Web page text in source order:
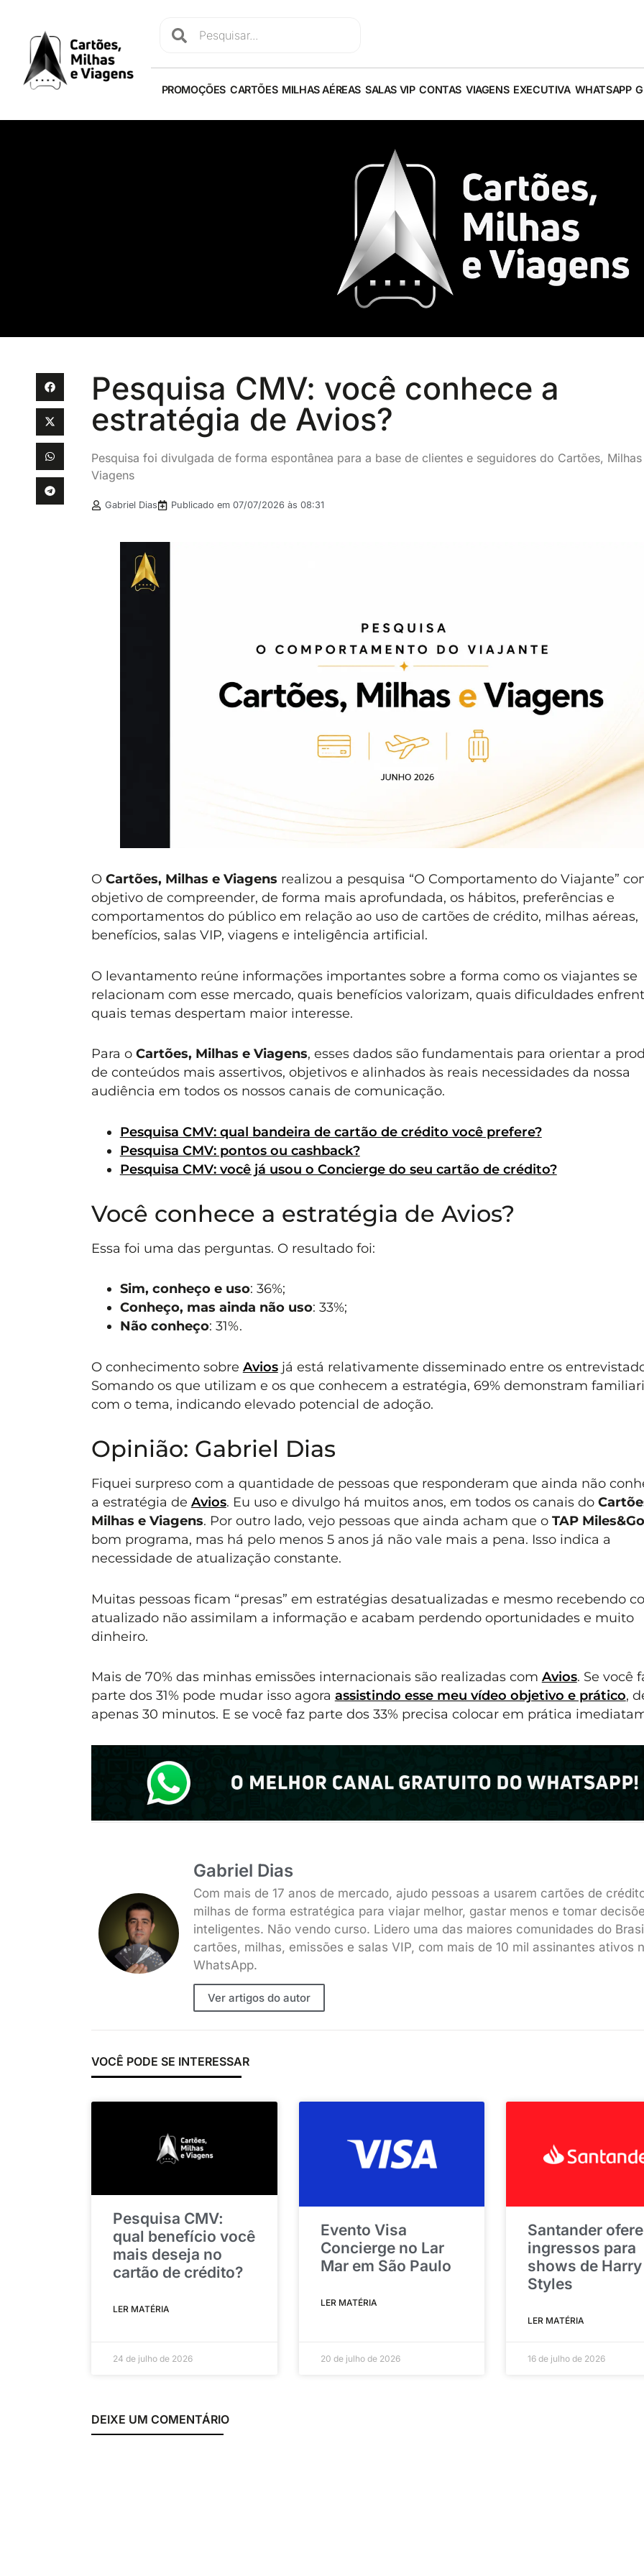
PROMOÇÕES CARTÕES MILHAS AÉREAS SALAS VIP CONTAS VIAGENS EXECUTIVA WHATSAPP
Pesquisa CMV: você conhece a
estratégia de Avios?
Pesquisa foi divulgada de forma espontânea para a base de clientes e seguidores do Cartões, Milhas
Viagens
Gabriel Dias Publicado em 07/07/2026 às 08:31
O Cartões, Milhas e Viagens realizou a pesquisa “O Comportamento do Viajante”
objetivo de compreender, de forma mais aprofundada, os hábitos, preferências e
comportamentos do público em relação ao uso de cartões de crédito, milhas aéreas,
benefícios, salas VIP, viagens e inteligência artificial.
O levantamento reúne informações importantes sobre a forma como os viajantes se
relacionam com esse mercado, quais benefícios valorizam, quais dificuldades
quais temas despertam maior interesse.
Para o Cartões, Milhas e Viagens, esses dados são fundamentais para orientar a
de conteúdos mais assertivos, objetivos e alinhados às reais necessidades da nossa
audiência em todos os nossos canais de comunicação.
Pesquisa CMV: qual bandeira de cartão de crédito você prefere?
Pesquisa CMV: pontos ou cashback?
Pesquisa CMV: você já usou o Concierge do seu cartão de crédito?
Você conhece a estratégia de Avios?
Essa foi uma das perguntas. O resultado foi:
Sim, conheço e uso: 36%;
Conheço, mas ainda não uso: 33%;
Não conheço: 31%.
O conhecimento sobre Aviosjá está relativamente disseminado entre os
Somando os que utilizam e os que conhecem a estratégia, 69% demonstram
com o tema, indicando elevado potencial de adoção.
Opinião: Gabriel Dias
Fiquei surpreso com a quantidade de pessoas que responderam que ainda não
a estratégia de Avios. Eu uso e divulgo há muitos anos, em todos os canais do
Milhas e Viagens. Por outro lado, vejo pessoas que ainda acham que o TAP Miles&Go
bom programa, mas há pelo menos 5 anos já não vale mais a pena. Isso indica a
necessidade de atualização constante.
Muitas pessoas ficam “presas” em estratégias desatualizadas e mesmo recebendo
atualizado não assimilam a informação e acabam perdendo oportunidades e muito
dinheiro.
Mais de 70% das minhas emissões internacionais são realizadas com Avios. Se você
parte dos 31% pode mudar isso agora assistindo esse meu vídeo objetivo e prático,
apenas 30 minutos. E se você faz parte dos 33% precisa colocar em prática
Gabriel Dias
Com mais de 17 anos de mercado, ajudo pessoas a usarem cartões de
milhas de forma estratégica para viajar melhor, gastar menos e tomar
inteligentes. Não vendo curso. Lidero uma das maiores comunidades do
cartões, milhas, emissões e salas VIP, com mais de 10 mil assinantes ativos
WhatsApp.
Ver artigos do autor
VOCÊ PODE SE INTERESSAR
Pesquisa CMV:
qual benefício você
mais deseja no
cartão de crédito?
LER MATÉRIA
24 de julho de 2026
Evento Visa
Concierge no Lar
Mar em São Paulo
LER MATÉRIA
20 de julho de 2026
Santander
ingressos para
shows de Harry
Styles
LER MATÉRIA
16 de julho de 2026
DEIXE UM COMENTÁRIO